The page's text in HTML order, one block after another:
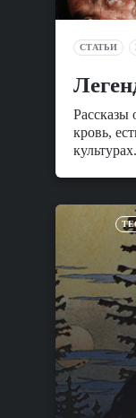
СТАТЬИ
Рассказы
кровь,
культурах.